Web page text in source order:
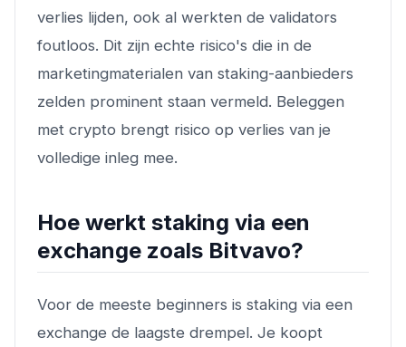
verlies lijden, ook al werkten de validators
foutloos. Dit zijn echte risico's die in de
marketingmaterialen van staking-aanbieders
zelden prominent staan vermeld. Beleggen
met crypto brengt risico op verlies van je
volledige inleg mee.
Hoe werkt staking via een
exchange zoals Bitvavo?
Voor de meeste beginners is staking via een
exchange de laagste drempel. Je koopt